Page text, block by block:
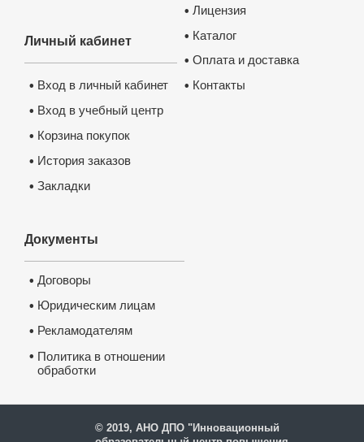
• Лицензия
• Каталог
• Оплата и доставка
• Контакты
Личный кабинет
• Вход в личный кабинет
• Вход в учебный центр
• Корзина покупок
• История заказов
• Закладки
Документы
• Договоры
• Юридическим лицам
• Рекламодателям
• Политика в отношении
обработки
© 2019, АНО ДПО "Инновационный